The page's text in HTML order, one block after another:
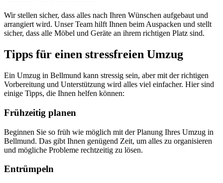
Wir stellen sicher, dass alles nach Ihren Wünschen aufgebaut und
arrangiert wird. Unser Team hilft Ihnen beim Auspacken und stellt
sicher, dass alle Möbel und Geräte an ihrem richtigen Platz sind.
Tipps für einen stressfreien Umzug
Ein Umzug in Bellmund kann stressig sein, aber mit der richtigen
Vorbereitung und Unterstützung wird alles viel einfacher. Hier sind
einige Tipps, die Ihnen helfen können:
Frühzeitig planen
Beginnen Sie so früh wie möglich mit der Planung Ihres Umzug in
Bellmund. Das gibt Ihnen genügend Zeit, um alles zu organisieren
und mögliche Probleme rechtzeitig zu lösen.
Entrümpeln